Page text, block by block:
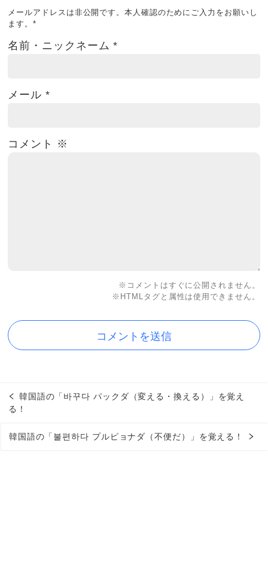
メールアドレスは非公開です。本人確認のためにご入力をお願いし
ます。*
名前・ニックネーム*
メール*
コメント ※
※コメントはすぐに公開されません。
※HTMLタグと属性は使用できません。
韓国語の「바꾸다 パックダ（変える・換える）」を覚え
る！
韓国語の「불편하다 プルピョナダ（不便だ）」を覚える！